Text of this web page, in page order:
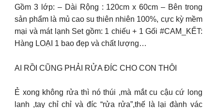
Gồm 3 lớp: – Dài Rộng : 120cm x 60cm – Bên trong
sản phẩm là mủ cao su thiên nhiên 100%, cực kỳ mềm
mại và mát lạnh Set gồm: 1 chiếu + 1 Gối #CAM_KẾT:
Hàng LOẠI 1 bao đẹp và chất lượng…
AI RỒI CŨNG PHẢI RỬA ĐÍC CHO CON THÔI
Ẻ xong không rửa thì nó thúi ,mà mắt cu cậu cứ long
lanh ,tay chỉ chỉ và đíc “rửa rửa”,thế là lại đành vác